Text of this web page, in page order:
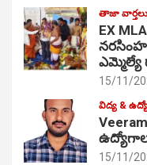
తాజా వార్తలు
EX
నరసింహ
15/11/
విద్య &
15/11/